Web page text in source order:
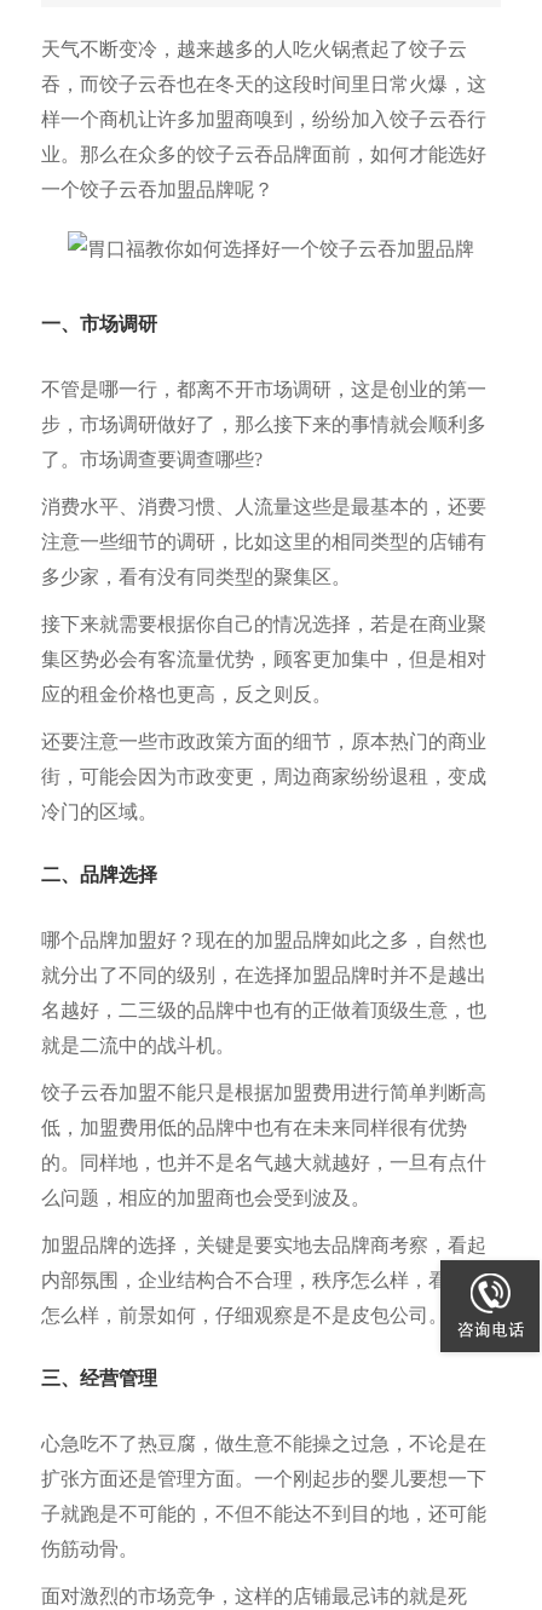
天气不断变冷，越来越多的人吃火锅煮起了饺子云
吞，而饺子云吞也在冬天的这段时间里日常火爆，这
样一个商机让许多加盟商嗅到，纷纷加入饺子云吞行
业。那么在众多的饺子云吞品牌面前，如何才能选好
一个饺子云吞加盟品牌呢？
一、市场调研
不管是哪一行，都离不开市场调研，这是创业的第一
步，市场调研做好了，那么接下来的事情就会顺利多
了。市场调查要调查哪些?
消费水平、消费习惯、人流量这些是最基本的，还要
注意一些细节的调研，比如这里的相同类型的店铺有
多少家，看有没有同类型的聚集区。
接下来就需要根据你自己的情况选择，若是在商业聚
集区势必会有客流量优势，顾客更加集中，但是相对
应的租金价格也更高，反之则反。
还要注意一些市政政策方面的细节，原本热门的商业
街，可能会因为市政变更，周边商家纷纷退租，变成
冷门的区域。
二、品牌选择
哪个品牌加盟好？现在的加盟品牌如此之多，自然也
就分出了不同的级别，在选择加盟品牌时并不是越出
名越好，二三级的品牌中也有的正做着顶级生意，也
就是二流中的战斗机。
饺子云吞加盟不能只是根据加盟费用进行简单判断高
低，加盟费用低的品牌中也有在未来同样很有优势
的。同样地，也并不是名气越大就越好，一旦有点什
么问题，相应的加盟商也会受到波及。
加盟品牌的选择，关键是要实地去品牌商考察，看起
内部氛围，企业结构合不合理，秩序怎么样，看产品
怎么样，前景如何，仔细观察是不是皮包公司。
三、经营管理
心急吃不了热豆腐，做生意不能操之过急，不论是在
扩张方面还是管理方面。一个刚起步的婴儿要想一下
子就跑是不可能的，不但不能达不到目的地，还可能
伤筋动骨。
面对激烈的市场竞争，这样的店铺最忌讳的就是死